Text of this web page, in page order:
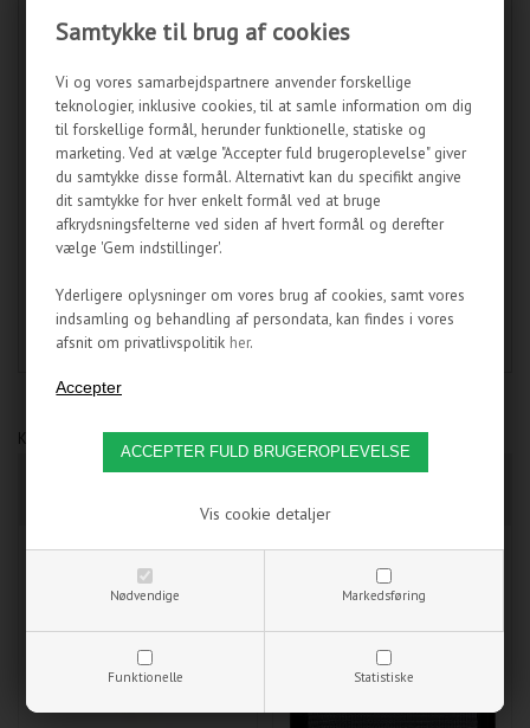
Samtykke til brug af cookies
Vi og vores samarbejdspartnere anvender forskellige
teknologier, inklusive cookies, til at samle information om dig
til forskellige formål, herunder funktionelle, statiske og
marketing. Ved at vælge "Accepter fuld brugeroplevelse" giver
du samtykke disse formål. Alternativt kan du specifikt angive
dit samtykke for hver enkelt formål ved at bruge
afkrydsningsfelterne ved siden af hvert formål og derefter
vælge 'Gem indstillinger'.
Yderligere oplysninger om vores brug af cookies, samt vores
indsamling og behandling af persondata, kan findes i vores
afsnit om privatlivspolitik her.
Nødvendige Markedsføring
Funktionelle Statistiske
Vis cookie detaljer
ANMELDELSER
Sunbeam PCI Connector - 3 pin giver dig 6 stk. eksterne 3 pin
stik på dit kabinet.
PCI panelet er genialt til montering af blæsere mv. uden for
kabinette - f.eks. ved brug af ekstern vandkølings radiator.
Omformer 1 stk. 4 pin molex stik til 6 stk. 3-pin 12v stik.
Varenummer:
SB137
Kunder som har købt dette produkt, har også købt: